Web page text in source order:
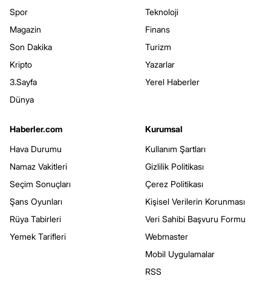
Spor
Magazin
Son Dakika
Kripto
3.Sayfa
Dünya
Teknoloji
Finans
Turizm
Yazarlar
Yerel Haberler
Haberler.com
Hava Durumu
Namaz Vakitleri
Seçim Sonuçları
Şans Oyunları
Rüya Tabirleri
Yemek Tarifleri
Kurumsal
Kullanım Şartları
Gizlilik Politikası
Çerez Politikası
Kişisel Verilerin Korunması
Veri Sahibi Başvuru Formu
Webmaster
Mobil Uygulamalar
RSS